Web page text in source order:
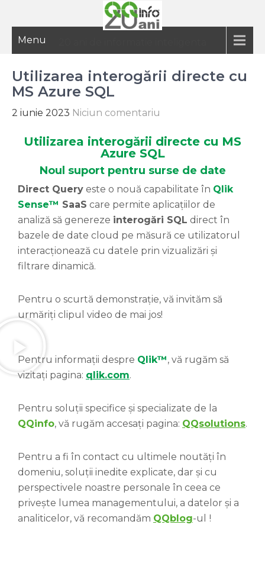
Menu
Utilizarea interogării directe cu
MS Azure SQL
2 iunie 2023 Niciun comentariu
Utilizarea interogării directe cu MS
Azure SQL
Noul suport pentru surse de date
Direct Query este o nouă capabilitate în Qlik
Sense™ SaaS care permite aplicațiilor de
analiză să genereze interogări SQL direct în
bazele de date cloud pe măsură ce utilizatorul
interacționează cu datele prin vizualizări și
filtrare dinamică.
Pentru o scurtă demonstrație, vă invităm să
urmăriți clipul video de mai jos!
Pentru informații despre Qlik™, vă rugăm să
vizitați pagina: qlik.com.
Pentru soluții specifice și specializate de la
QQinfo, vă rugăm accesați pagina: QQsolutions.
Pentru a fi în contact cu ultimele noutăți în
domeniu, soluții inedite explicate, dar și cu
perspectivele noastre personale în ceea ce
privește lumea managementului, a datelor și a
analiticelor, vă recomandăm QQblog-ul !